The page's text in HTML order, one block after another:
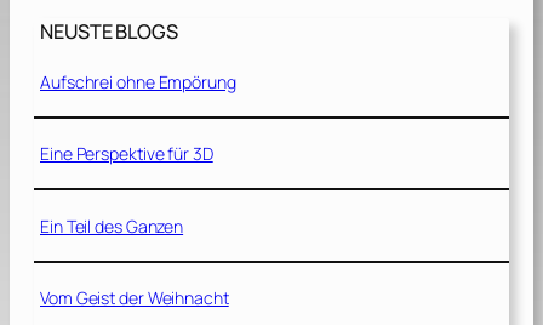
NEUSTE BLOGS
Aufschrei ohne Empörung
Eine Perspektive für 3D
Ein Teil des Ganzen
Vom Geist der Weihnacht